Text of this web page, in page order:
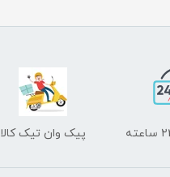
پیک وان تیک کالا